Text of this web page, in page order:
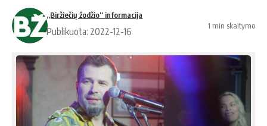
„Biržiečių žodžio“ informacija
Publikuota: 2022-12-16
1 min skaitymo